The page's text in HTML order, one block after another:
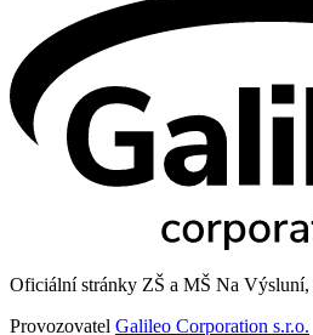
Oficiální stránky ZŠ a MŠ Na
Provozovatel Galileo Corporation s.r.o.